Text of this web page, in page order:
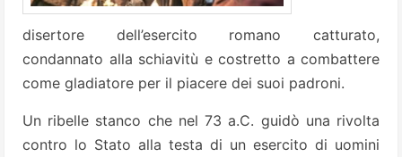
disertore dell’esercito romano catturato,
condannato alla schiavitù e costretto a combattere
come gladiatore per il piacere dei suoi padroni.
Un ribelle stanco che nel 73 a.C. guidò una rivolta
contro lo Stato alla testa di un esercito di uomini